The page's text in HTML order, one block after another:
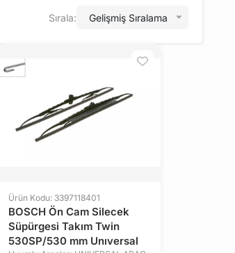
Sırala: Gelişmiş Sıralama
Ürün Kodu: 3397118401
BOSCH Ön Cam Silecek
Süpürgesi Takım Twin
530SP/530 mm Unıversal